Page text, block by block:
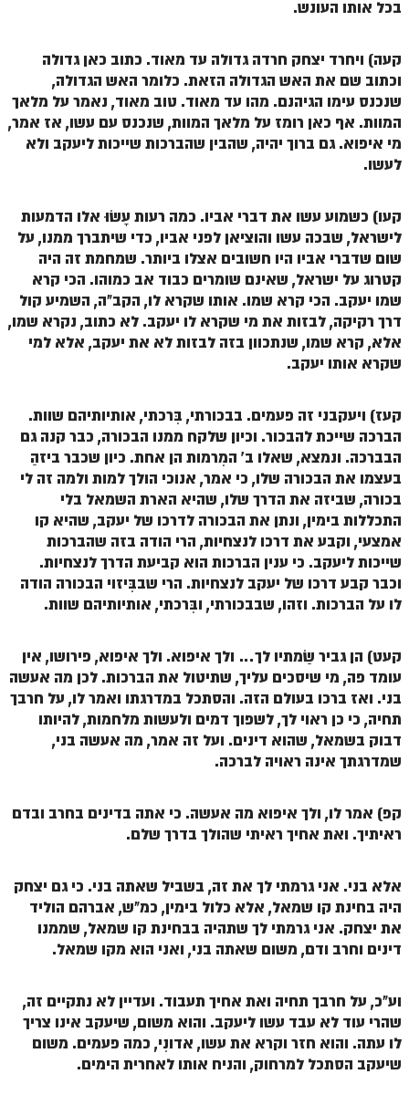
בכל אותו העונש.
קעה) ויחרד יצחק חרדה גדולה עד מאוד. כתוב כאן גדולה
וכתוב שם את האש הגדולה הזאת. כלומר האש הגדולה,
שנכנס עימו הגיהנם. מהו עד מאוד. טוב מאוד, נאמר על מלאך
המוות. אף כאן רומז על מלאך המוות, שנכנס עם עשו, אז אמר,
מי איפוא. גם ברוך יהיה, שהבין שהברכות שייכות ליעקב ולא
לעשו.
קעו) כשמוע עשו את דברי אביו. כמה רעות עָשׂוּ אלו הדמעות
לישראל, שבכה עשו והוציאן לפני אביו, כדי שיתברך ממנו, על
שום שדברי אביו היו חשובים אצלו ביותר. שמחמת זה היה
קטרוג על ישראל, שאינם שומרים כבוד אב כמוהו. הכי קרא
שמו יעקב. הכי קרא שמו. אותו שקרא לו, הקב"ה, השמיע קול
דרך רקיקה, לבזות את מי שקרא לו יעקב. לא כתוב, נקרא שמו,
אלא, קרא שמו, שנתכוון בזה לבזות לא את יעקב, אלא למי
שקרא אותו יעקב.
קעז) ויעקבני זה פעמים. בבכורתי, בִּרכתי, אותיותיהם שוות.
הברכה שייכת להבכור. וכיון שלקח ממנו הבכורה, כבר קנה גם
הבברכה. ונמצא, שאלו ב' המִרמות הן אחת. כיון שכבר ביזהַ
בעצמו את הבכורה שלו, כי אמר, אנוכי הולך למות ולמה זה לי
בכורה, שביזה את הדרך שלו, שהיא הארת השמאל בלי
התכללות בימין, ונתן את הבכורה לדרכו של יעקב, שהיא קו
אמצעי, וקבע את דרכו לנצחיות, הרי הודה בזה שהברכות
שייכות ליעקב. כי ענין הברכות הוא קביעת הדרך לנצחיות.
וכבר קבע דרכו של יעקב לנצחיות. הרי שבבִּיזוי הבכורה הודה
לו על הברכות. וזהו, שבבכורתי, ובִּרכתי, אותיותיהם שוות.
קעט) הן גביר שַׂמתיו לך… ולך איפוא. ולך איפוא, פירושו, אין
עומד פה, מי שיסכים עליך, שתיטול את הברכות. לכן מה אעשה
בני. ואז ברכו בעולם הזה. והסתכל במדרגתו ואמר לו, על חרבך
תחיה, כי כן ראוי לך, לשפוך דמים ולעשות מלחמות, להיותו
דבוק בשמאל, שהוא דינים. ועל זה אמר, מה אעשה בני,
שמדרגתך אינה ראויה לברכה.
קפ) אמר לו, ולך איפוא מה אעשה. כי אתה בדינים בחרב ובדם
ראיתיך. ואת אחיך ראיתי שהולך בדרך שלם.
אלא בני. אני גרמתי לך את זה, בשביל שאתה בני. כי גם יצחק
היה בחינת קו שמאל, אלא כלול בימין, כמ"ש, אברהם הוליד
את יצחק. אני גרמתי לך שתהיה בבחינת קו שמאל, שממנו
דינים וחרב ודם, משום שאתה בני, ואני הוא מקו שמאל.
וע"כ, על חרבך תחיה ואת אחיך תעבוד. ועדיין לא נתקיים זה,
שהרי עוד לא עבד עשו ליעקב. והוא משום, שיעקב אינו צריך
לו עתה. והוא חזר וקרא את עשו, אדונִי, כמה פעמים. משום
שיעקב הסתכל למרחוק, והניח אותו לאחרית הימים.